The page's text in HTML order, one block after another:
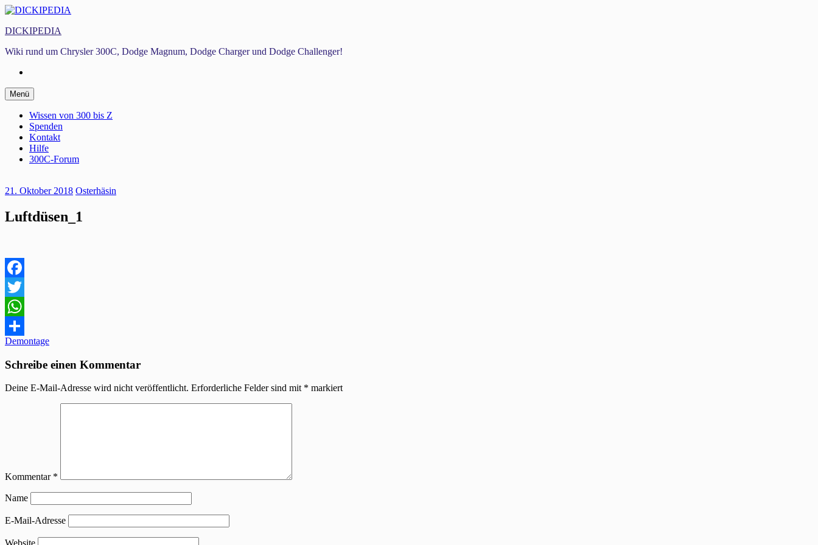
Zum
springen
DICKIPEDIA
Wiki rund um Chrysler 300C, Dodge Magnum, Dodge Charger und Dodge Challenger!
Menü Zum
Inhalt
springen
Wissen von 300 bis Z
Spenden
Kontakt
Hilfe
300C-Forum
21. Oktober 2018 Osterhäsin
Luftdüsen_1
Facebook
Twitter
WhatsApp
Teilen
Beitragsnavigation
Demontage
Schreibe einen Kommentar
Deine E-Mail-Adresse wird nicht veröffentlicht. Erforderliche Felder sind mit * markiert
Kommentar *
Name
E-Mail-Adresse